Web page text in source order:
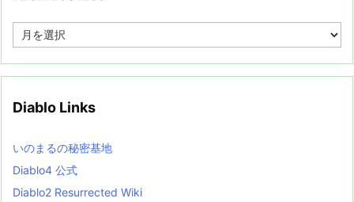
e
i
s
t
Diablo Links
いのまるの秘密基地
Diablo4 公式
Diablo2 Resurrected Wiki